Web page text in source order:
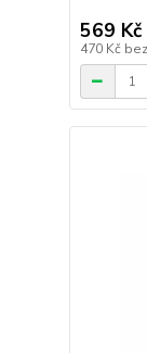
569 Kč
470 Kč